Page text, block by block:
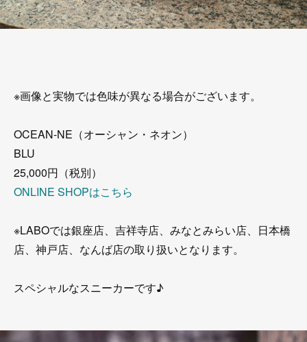
※画像と実物では色味が異なる場合がございます。
OCEAN-NE（オーシャン・ネオン）
BLU
25,000円（税別）
ONLINE SHOPはこちら
※LABOでは銀座店、吉祥寺店、みなとみらい店、日本橋
店、神戸店、なんば店の取り扱いとなります。
スペシャルなスニーカーです♪